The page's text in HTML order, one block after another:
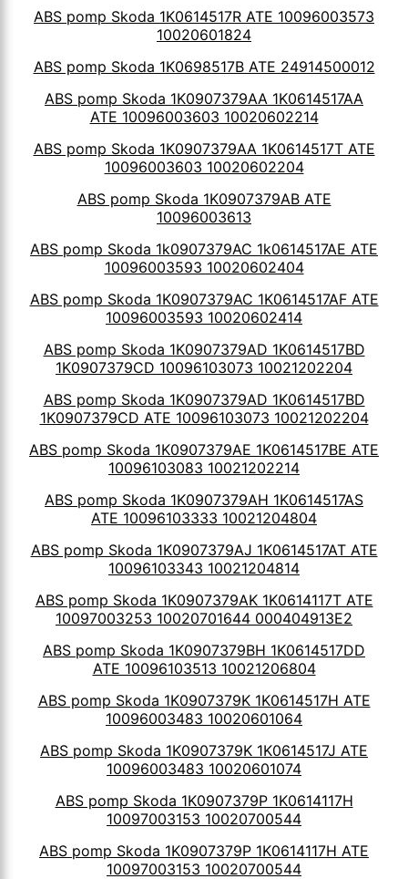
ABS pomp Skoda 1K0614517R ATE 10096003573
10020601824
ABS pomp Skoda 1K0698517B ATE 24914500012
ABS pomp Skoda 1K0907379AA 1K0614517AA
ATE 10096003603 10020602214
ABS pomp Skoda 1K0907379AA 1K0614517T ATE
10096003603 10020602204
ABS pomp Skoda 1K0907379AB ATE
10096003613
ABS pomp Skoda 1k0907379AC 1k0614517AE ATE
10096003593 10020602404
ABS pomp Skoda 1K0907379AC 1K0614517AF ATE
10096003593 10020602414
ABS pomp Skoda 1K0907379AD 1K0614517BD
1K0907379CD 10096103073 10021202204
ABS pomp Skoda 1K0907379AD 1K0614517BD
1K0907379CD ATE 10096103073 10021202204
ABS pomp Skoda 1K0907379AE 1K0614517BE ATE
10096103083 10021202214
ABS pomp Skoda 1K0907379AH 1K0614517AS
ATE 10096103333 10021204804
ABS pomp Skoda 1K0907379AJ 1K0614517AT ATE
10096103343 10021204814
ABS pomp Skoda 1K0907379AK 1K0614117T ATE
10097003253 10020701644 000404913E2
ABS pomp Skoda 1K0907379BH 1K0614517DD
ATE 10096103513 10021206804
ABS pomp Skoda 1K0907379K 1K0614517H ATE
10096003483 10020601064
ABS pomp Skoda 1K0907379K 1K0614517J ATE
10096003483 10020601074
ABS pomp Skoda 1K0907379P 1K0614117H
10097003153 10020700544
ABS pomp Skoda 1K0907379P 1K0614117H ATE
10097003153 10020700544